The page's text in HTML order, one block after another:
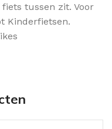
tussen zit. Voor
Kinderfietsen.